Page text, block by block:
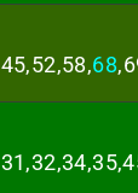
45,52,58,68